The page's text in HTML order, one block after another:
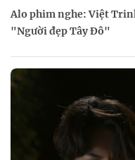
Alo phim nghe: Việt
"Người đẹp Tây Đô"